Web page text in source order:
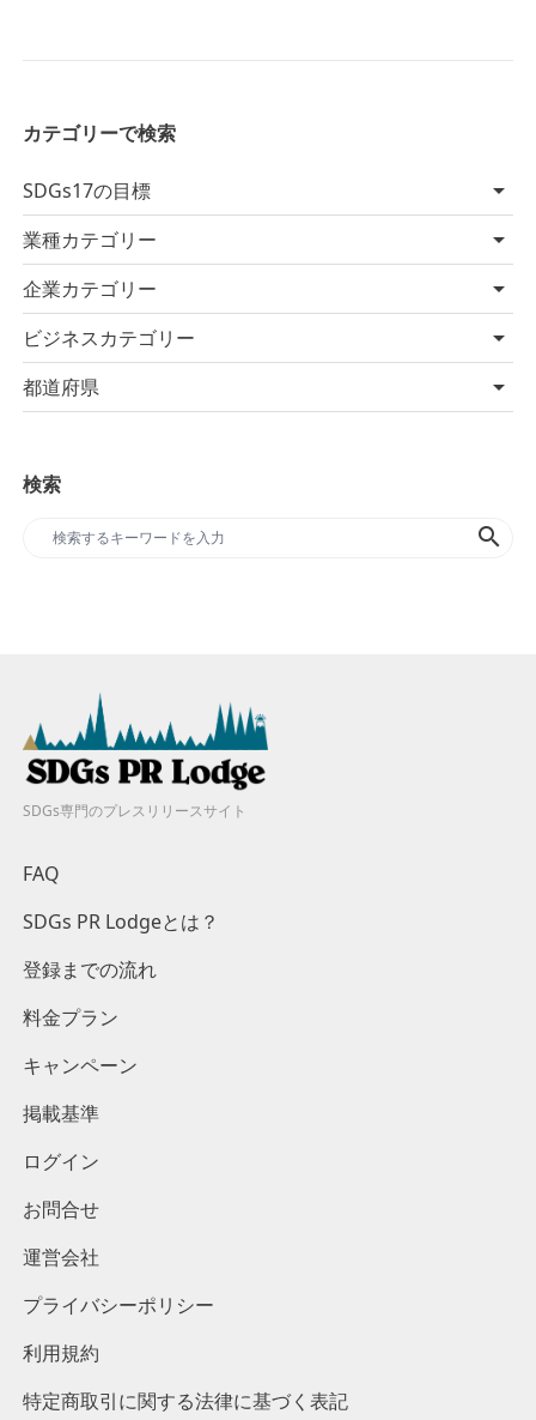
カテゴリーで検索
SDGs17の目標
業種カテゴリー
企業カテゴリー
ビジネスカテゴリー
都道府県
検索
search
SDGs専門のプレスリリースサイト
FAQ
SDGs PR Lodgeとは？
登録までの流れ
料金プラン
キャンペーン
掲載基準
ログイン
お問合せ
運営会社
プライバシーポリシー
利用規約
特定商取引に関する法律に基づく表記